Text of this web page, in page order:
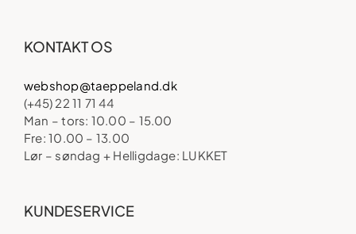
KONTAKT OS
webshop@taeppeland.dk
(+45) 22 11 71 44
Man – tors: 10.00 – 15.00
Fre: 10.00 – 13.00
Lør – søndag + Helligdage: LUKKET
KUNDESERVICE